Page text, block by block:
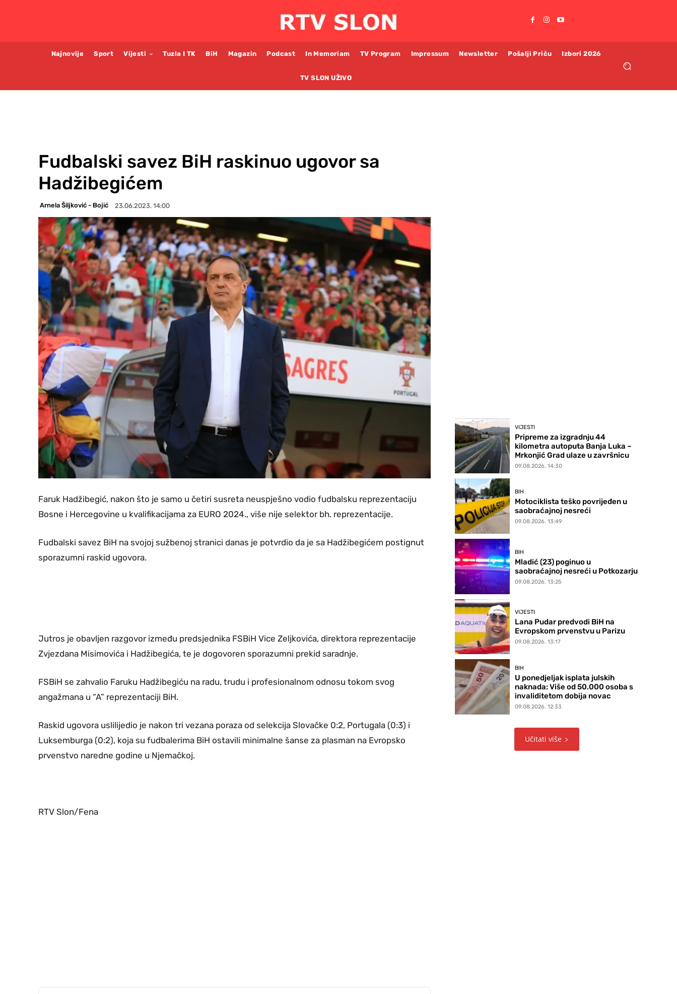
Najnovije Sport Vijesti Tuzla I TK BiH Magazin Podcast In Memoriam TV Program Impressum Newsletter Pošalji Priču Izbori 2026
TV SLON UŽIVO
Fudbalski savez BiH raskinuo ugovor sa
Hadžibegićem
Arnela Šiljković - Bojić 23.06.2023. 14:00
Faruk Hadžibegić, nakon što je samo u četiri susreta neuspješno vodio fudbalsku reprezentaciju
Bosne i Hercegovine u kvalifikacijama za EURO 2024., više nije selektor bh. reprezentacije.
Fudbalski savez BiH na svojoj sužbenoj stranici danas je potvrdio da je sa Hadžibegićem postignut
sporazumni raskid ugovora.
Jutros je obavljen razgovor između predsjednika FSBiH Vice Zeljkovića, direktora reprezentacije
Zvjezdana Misimovića i Hadžibegića, te je dogovoren sporazumni prekid saradnje.
FSBiH se zahvalio Faruku Hadžibegiću na radu, trudu i profesionalnom odnosu tokom svog
angažmana u “A” reprezentaciji BiH.
Raskid ugovora uslilijedio je nakon tri vezana poraza od selekcija Slovačke 0:2, Portugala (0:3) i
Luksemburga (0:2), koja su fudbalerima BiH ostavili minimalne šanse za plasman na Evropsko
prvenstvo naredne godine u Njemačkoj.
RTV Slon/Fena
VIJESTI
Pripreme za izgradnju 44
kilometra autoputa Banja Luka –
Mrkonjić Grad ulaze u završnicu
09.08.2026. 14:30
BIH
Motociklista teško povrijeđen u
saobraćajnoj nesreći
09.08.2026. 13:49
BIH
Mladić (23) poginuo u
saobraćajnoj nesreći u Potkozarju
09.08.2026. 13:25
VIJESTI
Lana Pudar predvodi BiH na
Evropskom prvenstvu u Parizu
09.08.2026. 13:17
BIH
U ponedjeljak isplata julskih
naknada: Više od 50.000 osoba s
invaliditetom dobija novac
09.08.2026. 12:33
Učitati više